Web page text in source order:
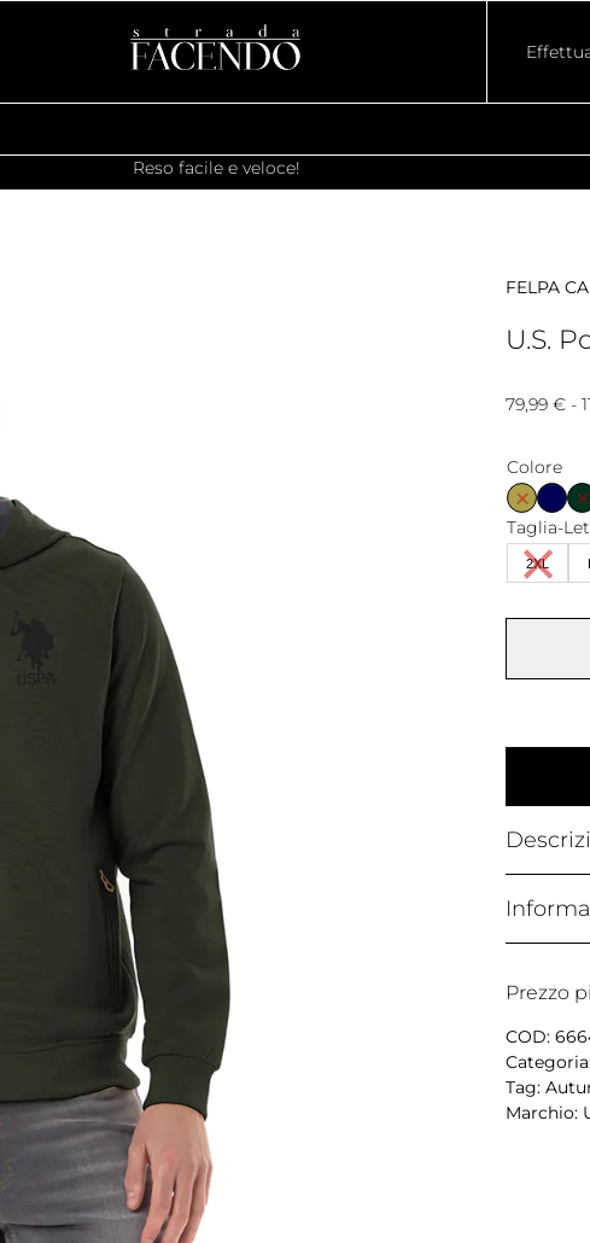
Reso facile e veloce!
FELPA
U.S.
79,99€ -
Colore
Taglia-Let
2XL L
Prezzo
COD:
Tag:
Marchio: